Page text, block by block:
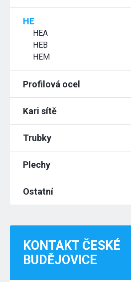
HE
HEA
HEB
HEM
Profilová ocel
Kari sítě
Trubky
Plechy
Ostatní
KONTAKT ČESKÉ
BUDĚJOVICE